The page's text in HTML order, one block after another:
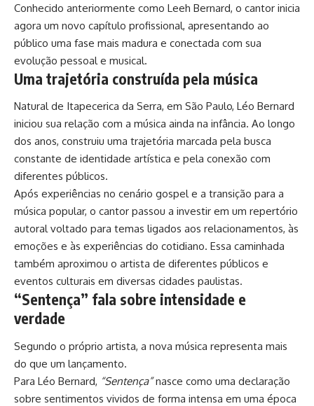
Conhecido anteriormente como Leeh Bernard, o cantor inicia
agora um novo capítulo profissional, apresentando ao
público uma fase mais madura e conectada com sua
evolução pessoal e musical.
Uma trajetória construída pela música
Natural de Itapecerica da Serra, em São Paulo, Léo Bernard
iniciou sua relação com a música ainda na infância. Ao longo
dos anos, construiu uma trajetória marcada pela busca
constante de identidade artística e pela conexão com
diferentes públicos.
Após experiências no cenário gospel e a transição para a
música popular, o cantor passou a investir em um repertório
autoral voltado para temas ligados aos relacionamentos, às
emoções e às experiências do cotidiano. Essa caminhada
também aproximou o artista de diferentes públicos e
eventos culturais em diversas cidades paulistas.
“Sentença” fala sobre intensidade e
verdade
Segundo o próprio artista, a nova música representa mais
do que um lançamento.
Para Léo Bernard, “Sentença”nasce como uma declaração
sobre sentimentos vividos de forma intensa em uma época